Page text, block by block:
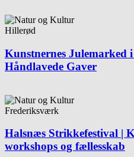
Hillerød
Kunstnernes Julemarked
Håndlavede Gaver
Frederiksværk
Halsnæs Strikkefestival |
workshops og fællesskab